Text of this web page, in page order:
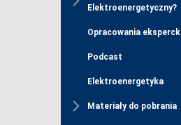
Elektroenergetyczny?
Opracowania
Podcast
Elektroenergetyka
Materiały do pobrania